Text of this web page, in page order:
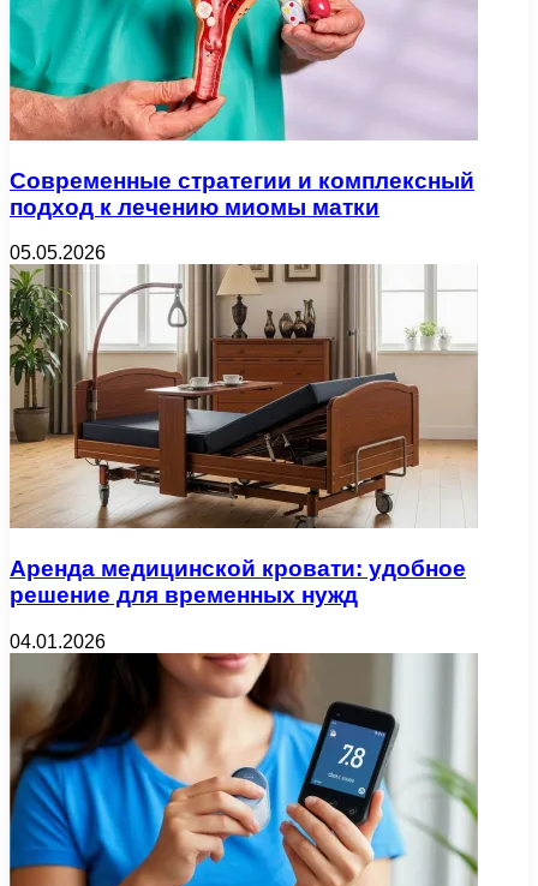
Современные стратегии и комплексный
подход к лечению миомы матки
05.05.2026
Аренда медицинской кровати: удобное
решение для временных нужд
04.01.2026